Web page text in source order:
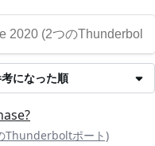
になった順
Thunderboltポート)